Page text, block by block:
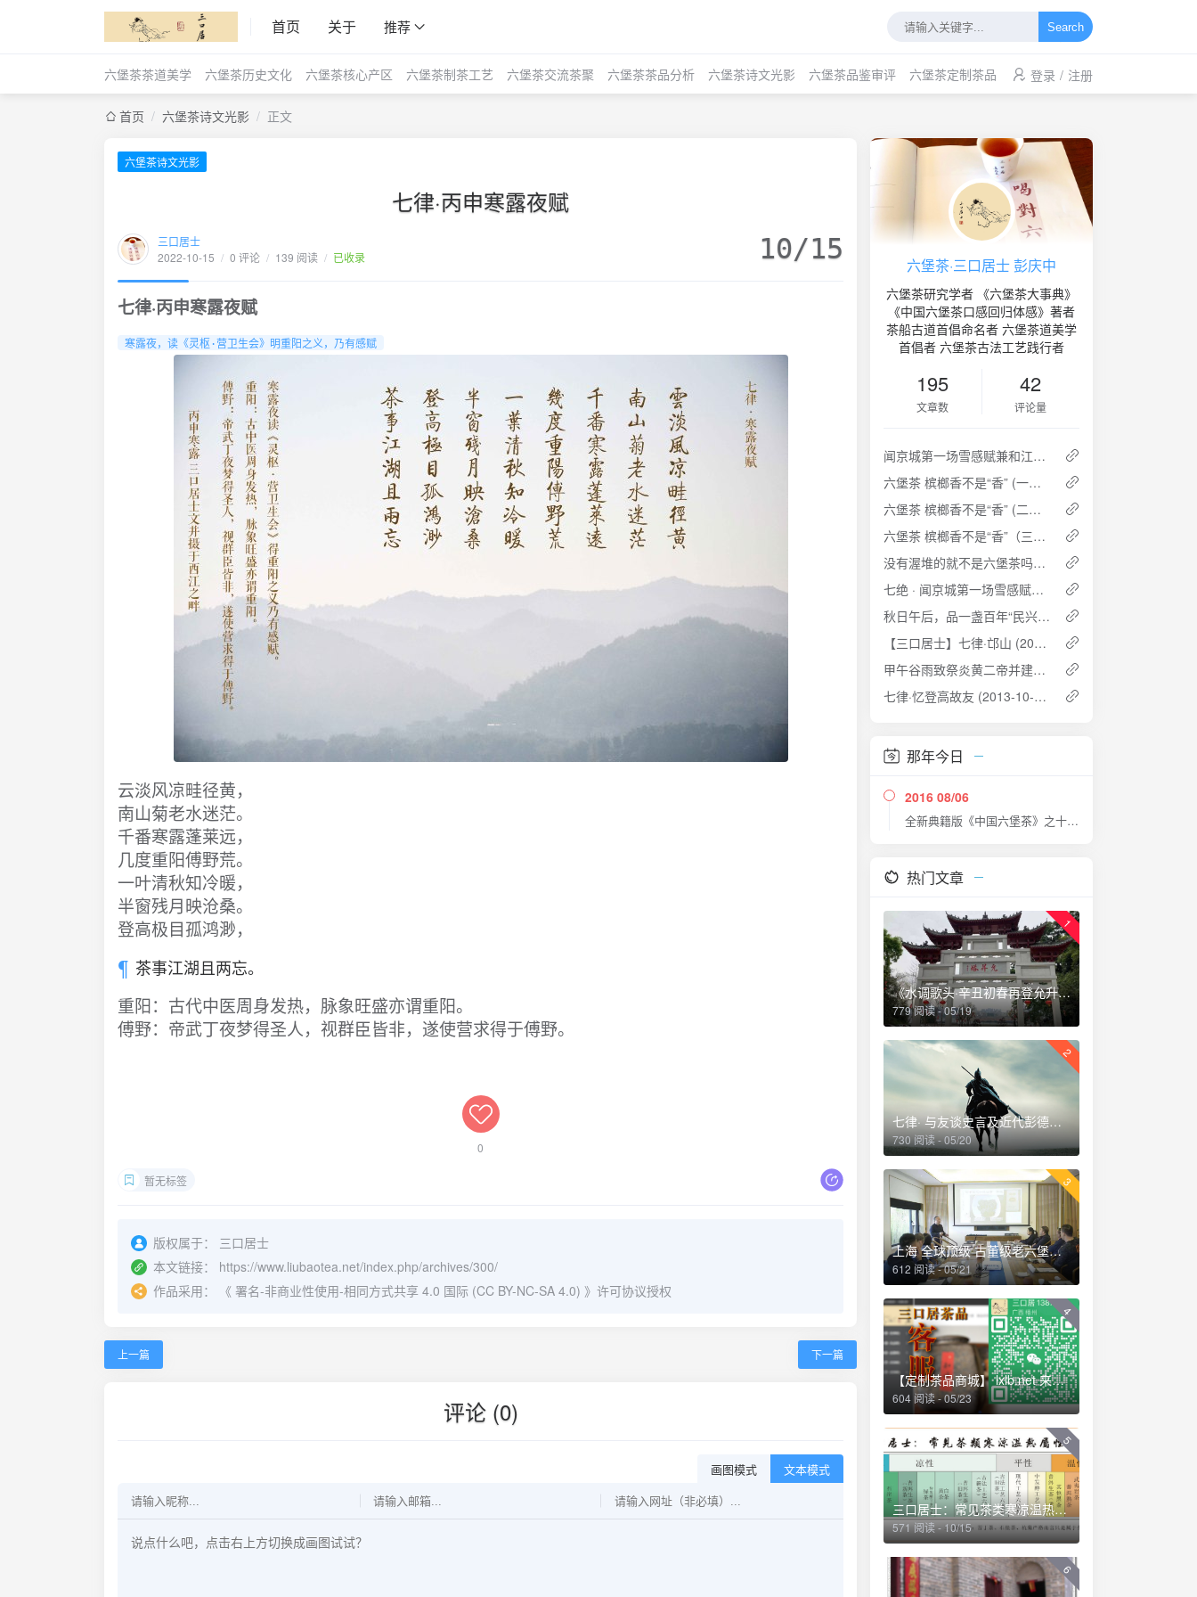
首页 关于 推荐 Search
六堡茶茶道美学 六堡茶历史文化 六堡茶核心产区 六堡茶制茶工艺 六堡茶交流茶聚 六堡茶茶品分析 六堡茶诗文光影 六堡茶品鉴审评 六堡茶定制茶品 登录 / 注册
首页 / 六堡茶诗文光影 / 正文
六堡茶诗文光影
七律·丙申寒露夜赋
三口居士
2022-10-15 / 0 评论 / 139 阅读 / 已收录 10/15
七律·丙申寒露夜赋
云淡风凉畦径黄，
南山菊老水迷茫。
千番寒露蓬莱远，
几度重阳傅野荒。
一叶清秋知冷暖，
半窗残月映沧桑。
登高极目孤鸿渺，
茶事江湖且两忘。
重阳：古代中医周身发热，脉象旺盛亦谓重阳。
傅野：帝武丁夜梦得圣人，视群臣皆非，遂使营求得于傅野。
0
暂无标签
版权属于：
三口居士
本文链接：
https://www.liubaotea.net/index.php/archives/300/
作品采用：
《 署名-非商业性使用-相同方式共享 4.0 国际 (CC BY-NC-SA 4.0) 》许可协议授权
上一篇 下一篇
评论 (0)
画图模式 文本模式
六堡茶·三口居士 彭庆中
六堡茶研究学者 《六堡茶大事典》
《中国六堡茶口感回归体感》著者
茶船古道首倡命名者 六堡茶道美学
首倡者 六堡茶古法工艺践行者
195
文章数
42
评论量
闻京城第一场雪感赋兼和江云兄
六堡茶 槟榔香不是“香” (一） ——透彻理解六堡茶槟榔香及其成因
六堡茶 槟榔香不是“香” (二） ——透彻理解六堡茶槟榔香及其成因
六堡茶 槟榔香不是“香”（三） ——透彻理解六堡茶槟榔香及其成因
没有渥堆的就不是六堡茶吗？（二） ——谈传统六堡茶的发展模式
七绝 · 闻京城第一场雪感赋兼和江云兄
秋日午后，品一盏百年“民兴号” (2015-09-14 15:40:51)
【三口居士】七律·邙山 (2014-04-27 01:03:30)
甲午谷雨致祭炎黄二帝并建言谷雨日设中华茶节
七律·忆登高故友 (2013-10-05 18:54)
那年今日
2016 08/06
全新典籍版《中国六堡茶》之十三大特色
热门文章
1
《水调歌头·辛丑初春再登允升塔》
779 阅读 - 05/19
2
七律· 与友谈史言及近代彭德怀刚猛直言乃唯一者也深夜读史掩卷感赋
730 阅读 - 05/20
3
上海 全球顶级 古董级老六堡品鉴会 2018.12
612 阅读 - 05/21
4
【定制茶品商城】 lxlb.net 来些六堡
604 阅读 - 05/23
5
三口居士：常见茶类寒凉温热属性一览 (2013-04-01 09:53:04)
571 阅读 - 10/15
6